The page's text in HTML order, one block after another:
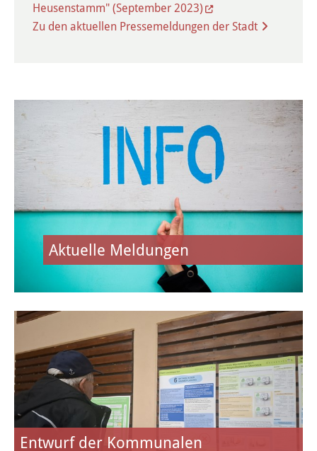
Heusenstamm" (September 2023)
Zu den aktuellen Pressemeldungen der Stadt
Aktuelle Meldungen
Entwurf der Kommunalen
Tourismus
Stadtführungen
Stadtgeschichte
Hessische Apfelwein- und
Obstwiesenroute
Über Heusenstamm
Zahlen, Daten und Fakten
Partnerstädte
Patenschaften
Bürgerbeteiligung & Engagement
LEBEN & WOHNEN